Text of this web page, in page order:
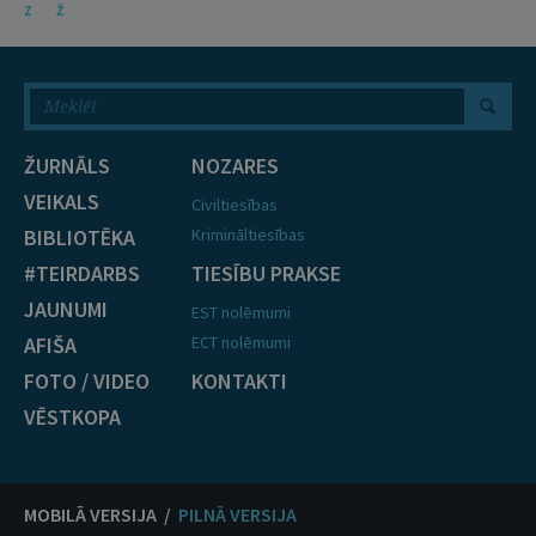
Z
Ž
ŽURNĀLS
VEIKALS
BIBLIOTĒKA
#TEIRDARBS
JAUNUMI
AFIŠA
FOTO / VIDEO
VĒSTKOPA
NOZARES
Civiltiesības
Krimināltiesības
TIESĪBU PRAKSE
EST nolēmumi
ECT nolēmumi
KONTAKTI
MOBILĀ VERSIJA / PILNĀ VERSIJA